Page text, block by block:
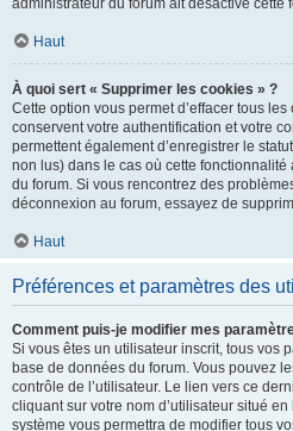
administrateur du forum ait désactivé cette
Haut
À quoi sert « Supprimer les cookies » ?
Cette option vous permet d’effacer tous
conservent votre authentification et votre
permettent également d’enregistrer le
non lus) dans le cas où cette
du forum. Si vous rencontrez des
déconnexion au forum, essayez de
Haut
Préférences et paramètres des
Comment puis-je modifier mes
Si vous êtes un utilisateur inscrit, tous vos
base de données du forum. Vous pouvez
contrôle de l’utilisateur. Le lien vers ce
cliquant sur votre nom d’utilisateur situé
système vous permettra de modifier tous